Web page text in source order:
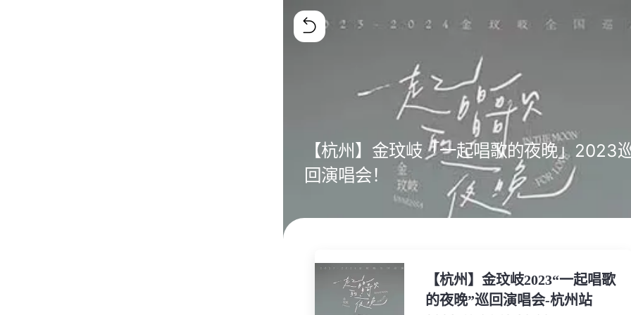
【杭州】金玟岐「一起唱歌的夜晚」2023
回演唱会！
【杭州】金玟岐2023“一起唱歌
的夜晚”巡回演唱会-杭州站